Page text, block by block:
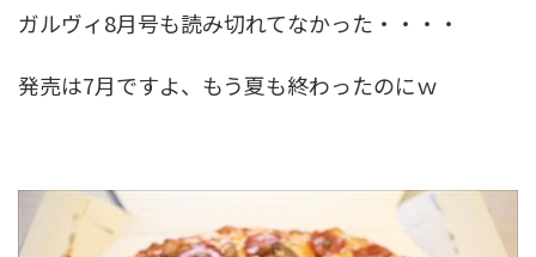
ガルヴィ8月号も読み切れてなかった・・・・
発売は7月ですよ、もう夏も終わったのにｗ